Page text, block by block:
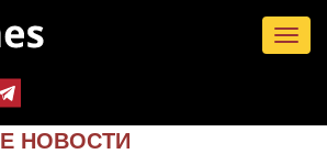
НОВОСТИ